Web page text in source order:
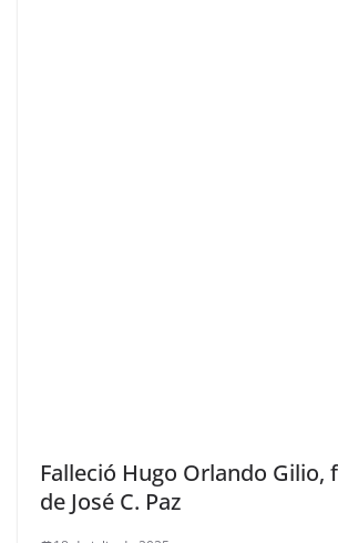
Falleció Hugo Orlando Gilio,
de José C. Paz